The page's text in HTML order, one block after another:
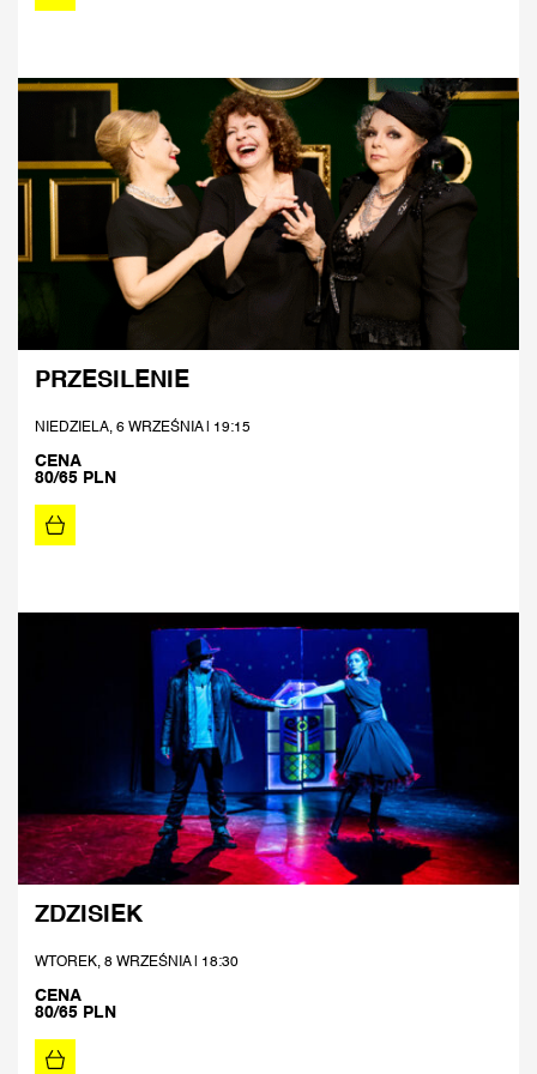
PRZESILENIE
NIEDZIELA, 6 WRZEŚNIA | 19:15
CENA
80/65 PLN
ZDZISIEK
WTOREK, 8 WRZEŚNIA | 18:30
CENA
80/65 PLN